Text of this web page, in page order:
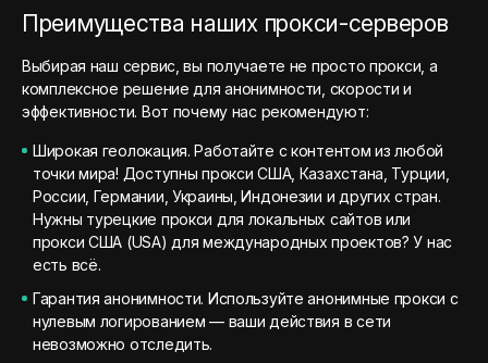
Преимущества наших прокси-серверов
Выбирая наш сервис, вы получаете не просто прокси, а
комплексное решение для анонимности, скорости и
эффективности. Вот почему нас рекомендуют:
Широкая геолокация. Работайте с контентом из любой
точки мира! Доступны прокси США, Казахстана, Турции,
России, Германии, Украины, Индонезии и других стран.
Нужны турецкие прокси для локальных сайтов или
прокси США (USA) для международных проектов? У нас
есть всё.
Гарантия анонимности. Используйте анонимные прокси с
нулевым логированием — ваши действия в сети
невозможно отследить.